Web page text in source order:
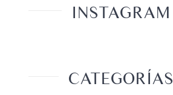
INSTAGRAM
CATEGORÍAS